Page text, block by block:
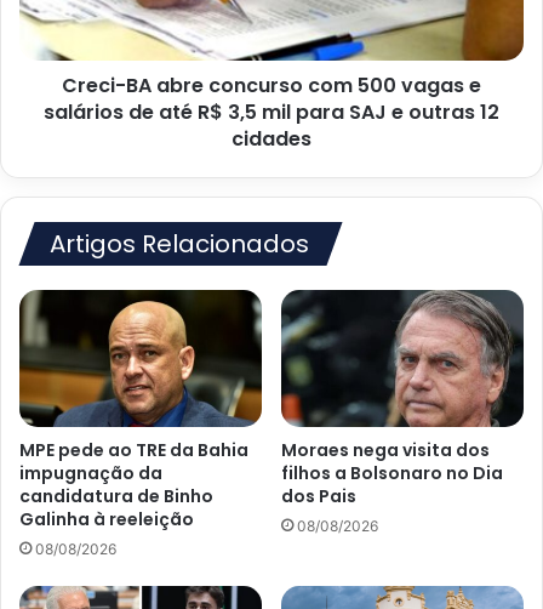
vagas
salários
SAJ
e
outras
12
cidades
Creci-BA abre concurso com 500 vagas e
salários de até R$ 3,5 mil para SAJ e outras 12
cidades
Artigos Relacionados
MPE pede ao TRE da Bahia
impugnação da
candidatura de Binho
Galinha à reeleição
08/08/2026
Moraes nega visita dos
filhos a Bolsonaro no Dia
dos Pais
08/08/2026